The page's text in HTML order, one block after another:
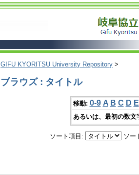
GIFU KYORITSU University Repository >
ブラウズ : タイトル
移動: 0-9 A B C D E
あるいは、最初の数
ソート項目: ソー